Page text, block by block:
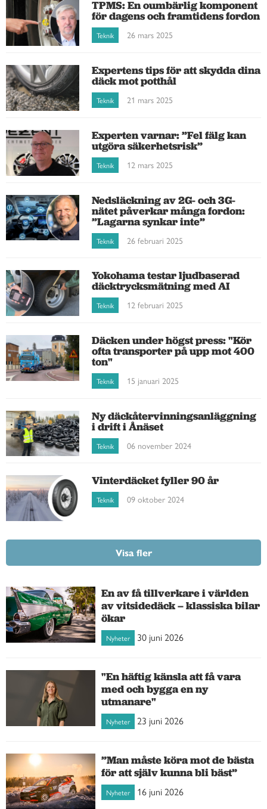
TPMS: En oumbärlig komponent
för dagens och framtidens fordon
Teknik 26 mars 2025
Expertens tips för att skydda dina
däck mot potthål
Teknik 21 mars 2025
Experten varnar: ”Fel fälg kan
utgöra säkerhetsrisk”
Teknik 12 mars 2025
Nedsläckning av 2G- och 3G-
nätet påverkar många fordon:
”Lagarna synkar inte”
Teknik 26 februari 2025
Yokohama testar ljudbaserad
däcktrycksmätning med AI
Teknik 12 februari 2025
Däcken under högst press: "Kör
ofta transporter på upp mot 400
ton"
Teknik 15 januari 2025
Ny däckåtervinningsanläggning
i drift i Ånäset
Teknik 06 november 2024
Vinterdäcket fyller 90 år
Teknik 09 oktober 2024
Visa fler
En av få tillverkare i världen
av vitsidedäck – klassiska bilar
ökar
Nyheter 30 juni 2026
"En häftig känsla att få vara
med och bygga en ny
utmanare"
Nyheter 23 juni 2026
”Man måste köra mot de bästa
för att själv kunna bli bäst”
Nyheter 16 juni 2026